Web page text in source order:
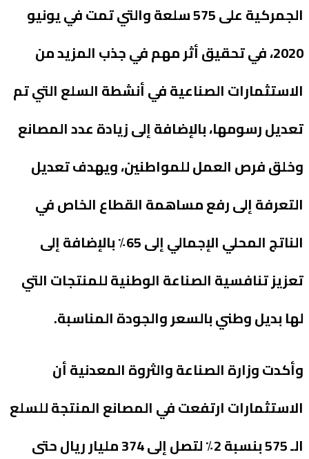
الجمركية على 575 سلعة والتي تمت في يونيو
2020، في تحقيق أثر مهم في جذب المزيد من
الاستثمارات الصناعية في أنشطة السلع التي تم
تعديل رسومها، بالإضافة إلى زيادة عدد المصانع
وخلق فرص العمل للمواطنين، ويهدف تعديل
التعرفة إلى رفع مساهمة القطاع الخاص في
الناتج المحلي الإجمالي إلى 65٪ بالإضافة إلى
تعزيز تنافسية الصناعة الوطنية للمنتجات التي
لها بديل وطني بالسعر والجودة المناسبة.
وأكدت وزارة الصناعة والثروة المعدنية أن
الاستثمارات ارتفعت في المصانع المنتجة للسلع
الـ 575 بنسبة 2٪ لتصل إلى 374 مليار ريال حتى